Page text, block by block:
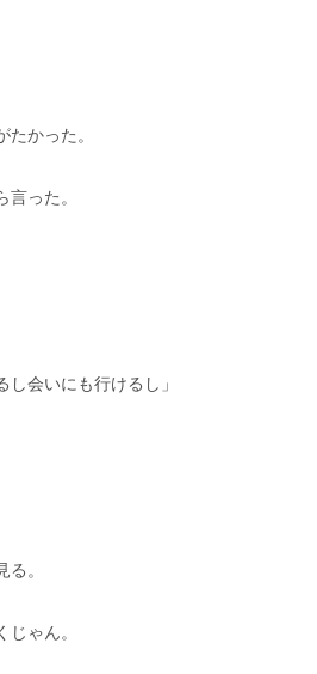
かった。
った。
し会いにも行けるし」
。
じゃん。